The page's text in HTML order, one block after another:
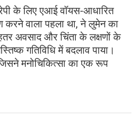
के लिए एआई वॉयस-आधारित
करने वाला पहला था, ने लुमेन का
अवसाद और चिंता के लक्षणों के
गतिविधि में बदलाव पाया।
मनोचिकित्सा का एक रूप